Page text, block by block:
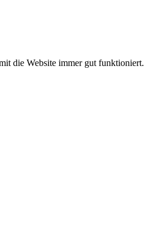
die Website immer gut funktioniert.